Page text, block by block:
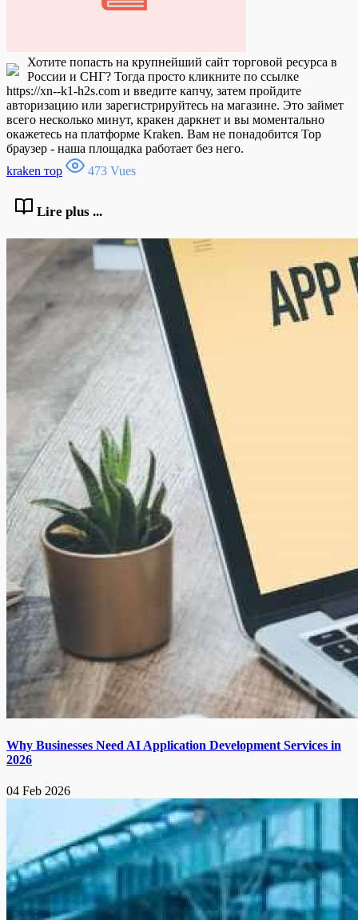
Хотите попасть на крупнейший сайт торговой ресурса в
России и СНГ? Тогда просто кликните по ссылке
https://xn--k1-h2s.com и введите капчу, затем пройдите
авторизацию или зарегистрируйтесь на магазине. Это займет
всего несколько минут, кракен даркнет и вы моментально
окажетесь на платформе Kraken. Вам не понадобится Тор
браузер - наша площадка работает без него.
kraken тор
473 Vues
Lire plus ...
Why Businesses Need AI Application Development Services in
2026
04 Feb 2026